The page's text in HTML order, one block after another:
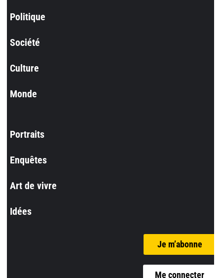
Politique
Société
Culture
Monde
Portraits
Enquêtes
Art de vivre
Idées
Je m’abonne
Me connecter